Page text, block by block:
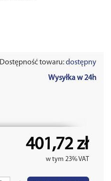
Dostępność towaru:dostępny
Wysyłka w 24h
401,72 zł
w tym 23% VAT